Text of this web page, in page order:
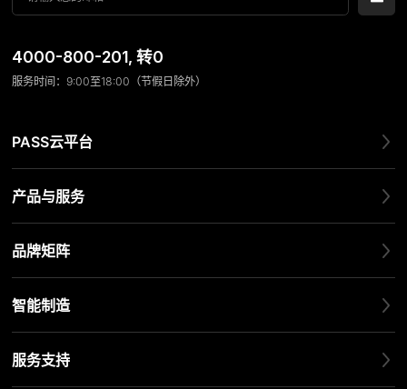
4000-800-201, 转0
服务时间：9:00至18:00（节假日除外）
PASS云平台
产品与服务
品牌矩阵
智能制造
服务支持